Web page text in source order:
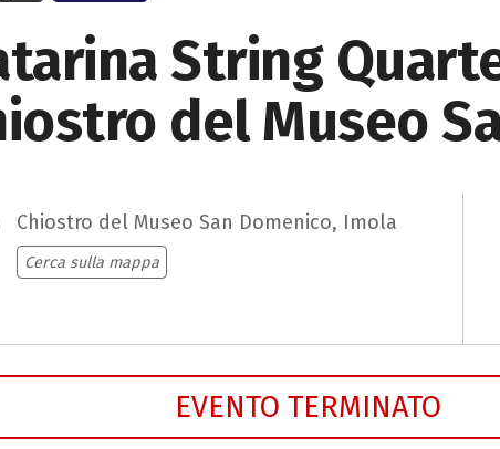
String
del Museo
Chiostro del Museo San Domenico, Imola
Cerca sulla mappa
EVENTO TERMINATO